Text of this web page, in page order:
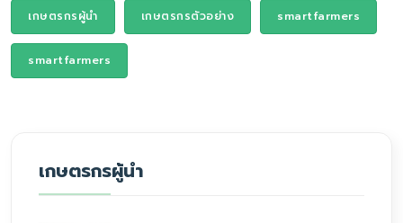
เกษตรกรผู้นำ เกษตรกรตัวอย่าง smartfarmers
smartfarmers
เกษตรกรผู้นำ